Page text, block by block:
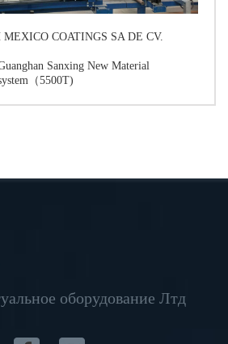
COATINGS SA DE CV.
Sanxing New Material
（5500T)
оборудование Лтд